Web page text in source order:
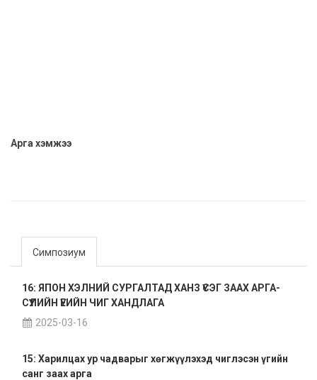
Арга хэмжээ
Симпозиум
16: ЯПОН ХЭЛНИЙ СУРГАЛТАД ХАНЗ ҮСЭГ ЗААХ АРГА-
СҮҮЛИЙН ҮЕИЙН ЧИГ ХАНДЛАГА
2025-03-16
15: Харилцах ур чадварыг хөгжүүлэхэд чиглэсэн үгийн
санг заах арга